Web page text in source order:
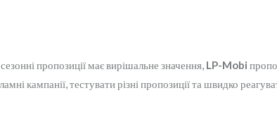
пропозиції має вирішальне значення, LP-Mobi
кампанії, тестувати різні пропозиції та швидко